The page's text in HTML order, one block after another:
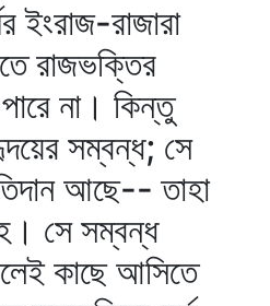
ইংরাজ-রাজারা
রাজভক্তির
না। কিন্তু
সম্বন্ধ; সে
আছে-- তাহা
সে সম্বন্ধ
কাছে আসিতে